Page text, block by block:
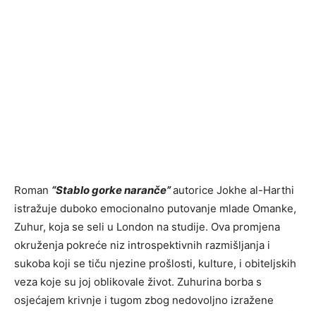
Roman “Stablo gorke naranče”autorice Jokhe al-Harthi
istražuje duboko emocionalno putovanje mlade Omanke,
Zuhur, koja se seli u London na studije. Ova promjena
okruženja pokreće niz introspektivnih razmišljanja i
sukoba koji se tiču njezine prošlosti, kulture, i obiteljskih
veza koje su joj oblikovale život. Zuhurina borba s
osjećajem krivnje i tugom zbog nedovoljno izražene